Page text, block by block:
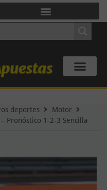
deportes
Motor
Pronóstico 1-2-3 Sencilla